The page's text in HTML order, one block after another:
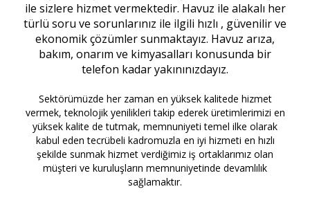
ile sizlere hizmet vermektedir. Havuz ile alakalı her
türlü soru ve sorunlarınız ile ilgili hızlı , güvenilir ve
ekonomik çözümler sunmaktayız. Havuz arıza,
bakım, onarım ve kimyasalları konusunda bir
telefon kadar yakınınızdayız.
Sektörümüzde her zaman en yüksek kalitede hizmet
vermek, teknolojik yenilikleri takip ederek üretimlerimizi en
yüksek kalite de tutmak, memnuniyeti temel ilke olarak
kabul eden tecrübeli kadromuzla en iyi hizmeti en hızlı
şekilde sunmak hizmet verdiğimiz iş ortaklarımız olan
müşteri ve kuruluşların memnuniyetinde devamlılık
sağlamaktır.